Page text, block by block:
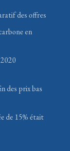
des offres
en
des prix bas
de 15% était